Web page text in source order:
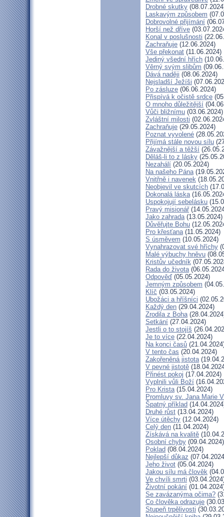
Drobné skutky
Laskavým způsobem
Dobrovolné přijímání
Horší než dříve
Konal v poslušnosti
Zachraňuje (12.06.2024)
Vše překonat (11.06.2024)
Jediný všední hřích
Věrný svým slibům
Dává naději (08.06.2024)
Nejsladší Ježíši
Po zásluze (06.06.2024)
Přispívá k očistě srdce
O mnoho důležitější
Vůči bližnímu (03.06.2024)
Zvláštní milosti
Zachraňuje (29.05.2024)
Poznat vyvolené
Přijímá stále novou sílu
Závažnější a těžší
Děláš-li to z lásky
Nezahálí (20.05.2024)
Na našeho Pána
Vnitřně i navenek
Neobjevil ve skutcích
Dokonalá láska
Uspokojují sebelásku
Pravý misionář
Jako zahrada(13.05.2024)
Důvěřujte Bohu
Pro křesťana(11.05.2024)
S úsměvem (10.05.2024)
Vynahrazovat své hříchy
Malé výbuchy hněvu
Kristův učedník
Rada do života
Odpověď (05.05.2024)
Jemným způsobem
Klíč (03.05.2024)
Ubožáci a hříšníci
Každý den (29.04.2024)
Zrodila z Boha
Setkání (27.04.2024)
Jestli o to stojíš
Je to více (22.04.2024)
Na konci časů
V tento čas (20.04.2024)
Zakořeněná jistota
V pevné jistotě
Přinést pokoj (17.04.2024)
Vyplnili vůli Boží
Pro Krista(15.04.2024)
Promluvy sv. Jana Marie
Špatný příklad
Druhé růst (13.04.2024)
Více útěchy (12.04.2024)
Celý den (11.04.2024)
Získává na kvalitě
Osobní chyby (09.04.2024)
Poklad (08.04.2024)
Nejlepší důkaz
Jeho život (05.04.2024)
Jakou sílu má člověk
Ve chvíli smrti
Životní pokání
Se zavázanýma očima?
Co člověka odrazuje
Stupeň trpělivosti